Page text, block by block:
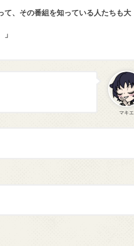
て、その番組を知っている人たちも大
」
マキエ